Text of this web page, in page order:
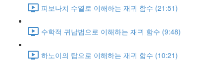
피보나치 수열로 이해하는 재귀 함수 (21:51)
수학적 귀납법으로 이해하는 재귀 함수 (9:48)
하노이의 탑으로 이해하는 재귀 함수 (10:21)